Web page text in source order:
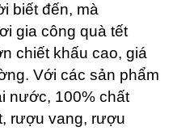
biết đến, mà
gia công quà tết
chiết khấu cao, giá
Với các sản phẩm
nước, 100% chất
rượu vang, rượu